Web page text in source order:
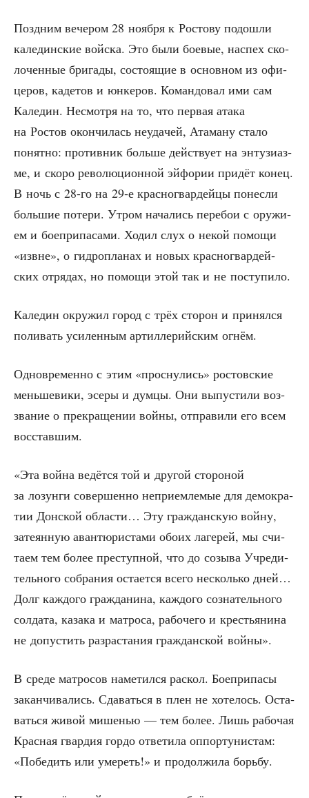
Позд­ним вече­ром 28 нояб­ря к Росто­ву подо­шли
кале­дин­ские вой­ска. Это были бое­вые, наспех ско­
ло­чен­ные бри­га­ды, состо­я­щие в основ­ном из офи­
це­ров, каде­тов и юнке­ров. Коман­до­вал ими сам
Кале­дин. Несмот­ря на то, что пер­вая ата­ка
на Ростов окон­чи­лась неуда­чей, Ата­ма­ну ста­ло
понят­но: про­тив­ник боль­ше дей­ству­ет на энту­зи­аз­
ме, и ско­ро рево­лю­ци­он­ной эйфо­рии при­дёт конец.
В ночь с 28-го на 29‑е крас­но­гвар­дей­цы понес­ли
боль­шие поте­ри. Утром нача­лись пере­бои с ору­жи­
ем и бое­при­па­са­ми. Ходил слух о некой помо­щи
«извне», о гид­ро­пла­нах и новых крас­но­гвар­дей­
ских отря­дах, но помо­щи этой так и не поступило.
Кале­дин окру­жил город с трёх сто­рон и при­нял­ся
поли­вать уси­лен­ным артил­ле­рий­ским огнём.
Одно­вре­мен­но с этим «просну­лись» ростов­ские
мень­ше­ви­ки, эсе­ры и дум­цы. Они выпу­сти­ли воз­
зва­ние о пре­кра­ще­нии вой­ны, отпра­ви­ли его всем
восставшим.
«Эта вой­на ведёт­ся той и дру­гой сто­ро­ной
за лозун­ги совер­шен­но непри­ем­ле­мые для демо­кра­
тии Дон­ской обла­сти… Эту граж­дан­скую вой­ну,
зате­ян­ную аван­тю­ри­ста­ми обо­их лаге­рей, мы счи­
та­ем тем более пре­ступ­ной, что до созы­ва Учре­ди­
тель­но­го собра­ния оста­ет­ся все­го несколь­ко дней…
Долг каж­до­го граж­да­ни­на, каж­до­го созна­тель­но­го
сол­да­та, каза­ка и мат­ро­са, рабо­че­го и кре­стья­ни­на
не допу­стить раз­рас­та­ния граж­дан­ской войны».
В сре­де мат­ро­сов наме­тил­ся рас­кол. Бое­при­па­сы
закан­чи­ва­лись. Сда­вать­ся в плен не хоте­лось. Оста­
вать­ся живой мише­нью — тем более. Лишь рабо­чая
Крас­ная гвар­дия гор­до отве­ти­ла оппор­ту­ни­стам:
«Побе­дить или уме­реть!» и про­дол­жи­ла борьбу.